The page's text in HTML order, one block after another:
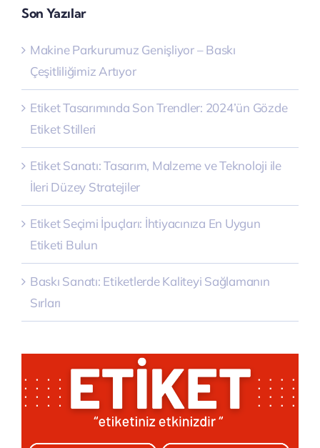
Son Yazılar
Makine Parkurumuz Genişliyor – Baskı
Çeşitliliğimiz Artıyor
Etiket Tasarımında Son Trendler: 2024’ün Gözde
Etiket Stilleri
Etiket Sanatı: Tasarım, Malzeme ve Teknoloji ile
İleri Düzey Stratejiler
Etiket Seçimi İpuçları: İhtiyacınıza En Uygun
Etiketi Bulun
Baskı Sanatı: Etiketlerde Kaliteyi Sağlamanın
Sırları